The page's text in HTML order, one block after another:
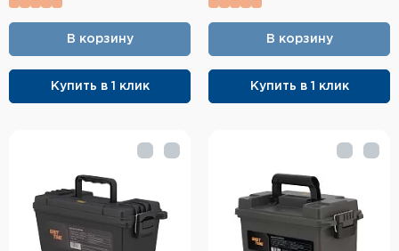
В корзину
Купить в 1 клик
В корзину
Купить в 1 клик